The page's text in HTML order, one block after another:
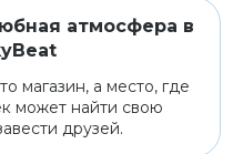
атмосфера в
магазин, а место, где
может найти свою
друзей.